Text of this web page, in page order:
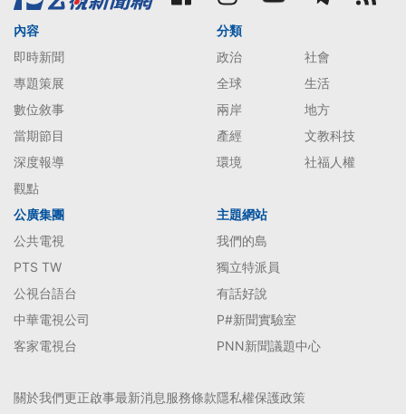
內容
即時新聞
專題策展
數位敘事
當期節目
深度報導
觀點
分類
政治
社會
全球
生活
兩岸
地方
產經
文教科技
環境
社福人權
公廣集團
公共電視
PTS TW
公視台語台
中華電視公司
客家電視台
主題網站
我們的島
獨立特派員
有話好說
P#新聞實驗室
PNN新聞議題中心
關於我們更正啟事最新消息服務條款隱私權保護政策